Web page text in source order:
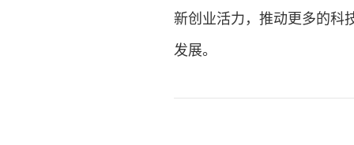
新创业活力，推动更多的科
发展。